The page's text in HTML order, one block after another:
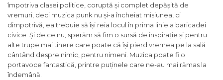
împotriva clasei politice, coruptă și complet depășită de
vremuri, deci muzica punk nu și-a încheiat misiunea, ci
dimpotrivă, ea trebuie să își reia locul în prima linie a baricadei
civice. Și de ce nu, sperăm să fim o sursă de inspirație și pentru
alte trupe mai tinere care poate că își pierd vremea pe la sală
cântând despre nimic, pentru nimeni. Muzica poate fi o
portavoce fantastică, printre puținele care ne-au mai rămas la
îndemână.